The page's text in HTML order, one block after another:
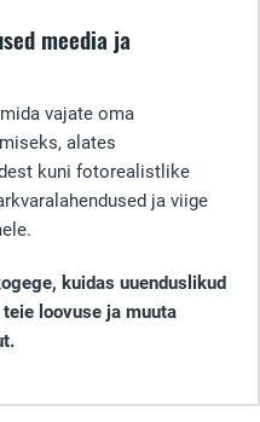
meedia ja
vajate oma
alates
kuni fotorealistlike
ja viige
kuidas uuenduslikud
loovuse ja muuta